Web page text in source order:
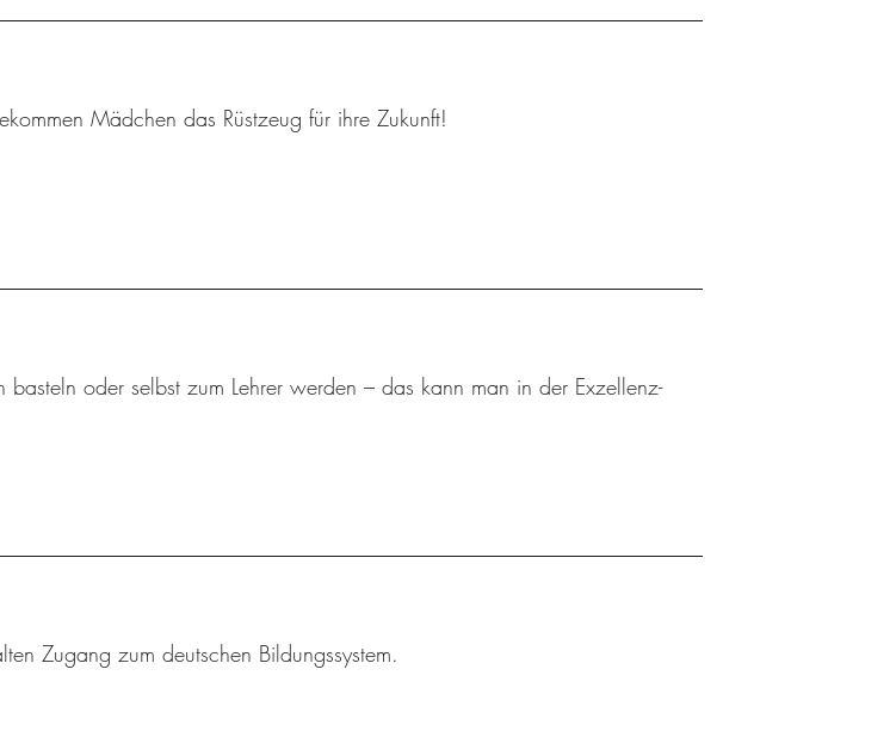
Mädchen das Rüstzeug für ihre Zukunft!
basteln oder selbst zum Lehrer werden – das kann man in der Exzellenz-
Zugang zum deutschen Bildungssystem.